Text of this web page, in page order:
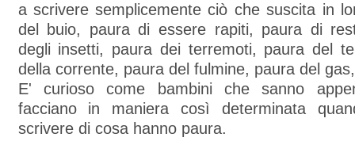
a scrivere semplicemente ciò che suscita in
del buio, paura di essere rapiti, paura di
degli insetti, paura dei terremoti, paura del
della corrente, paura del fulmine, paura del
E' curioso come bambini che sanno
facciano in maniera così determinata
scrivere di cosa hanno paura.